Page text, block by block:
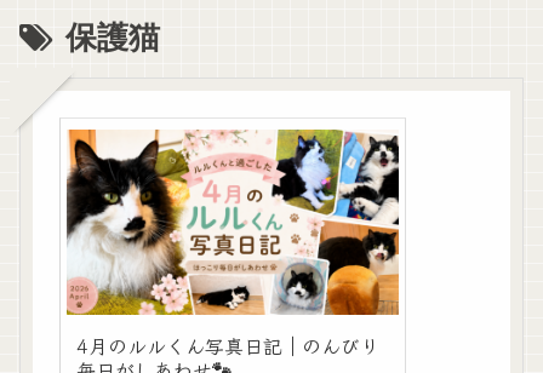
保護猫
4月のルルくん写真日記｜のんびり